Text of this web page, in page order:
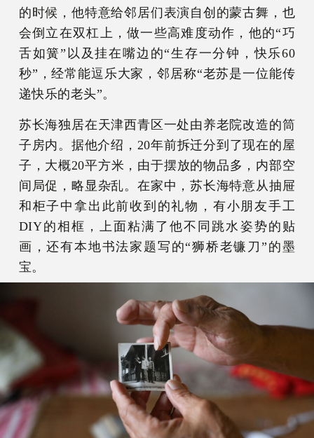
的时候，他特意给邻居们表演自创的蒙古舞，也
会倒立在双杠上，做一些高难度动作，他的“巧
舌如簧”以及挂在嘴边的“生存一分钟，快乐60
秒”，经常能逗乐大家，邻居称“老苏是一位能传
递快乐的老头”。
苏长海独居在天津西青区一处由养老院改造的筒
子房内。据他介绍，20年前拆迁分到了现在的屋
子，大概20平方米，由于摆放的物品多，内部空
间局促，略显杂乱。在家中，苏长海特意从抽屉
和柜子中拿出此前收到的礼物，有小朋友手工
DIY的相框，上面粘满了他不同跳水姿势的贴
画，还有本地书法家题写的“狮桥老镰刀”的墨
宝。